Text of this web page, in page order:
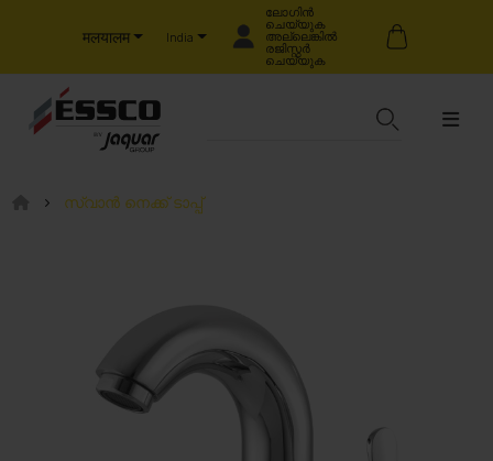
मलयालम India
ലോഗിൻ
ചെയ്യുക
അല്ലെങ്കിൽ
രജിസ്റ്റർ
ചെയ്യുക
സ്വാൻ നെക്ക് ടാപ്പ്